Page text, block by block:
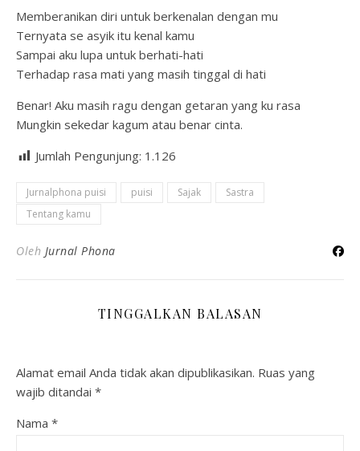
Memberanikan diri untuk berkenalan dengan mu
Ternyata se asyik itu kenal kamu
Sampai aku lupa untuk berhati-hati
Terhadap rasa mati yang masih tinggal di hati
Benar! Aku masih ragu dengan getaran yang ku rasa
Mungkin sekedar kagum atau benar cinta.
Jumlah Pengunjung: 1.126
Jurnalphona puisi puisi Sajak
Sastra
Tentang kamu
Oleh Jurnal Phona
TINGGALKAN BALASAN
Alamat email Anda tidak akan dipublikasikan. Ruas yang
wajib ditandai *
Nama *